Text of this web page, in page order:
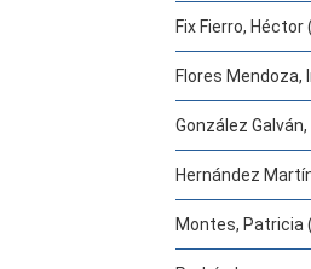
Fix Fierro, Héctor
Flores Mendoza,
González
Hernández
Montes, Patricia